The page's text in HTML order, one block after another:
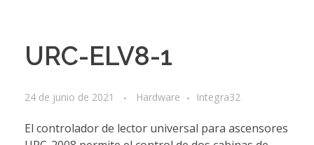
URC-ELV8-1
24 de junio de 2021 Hardware Integra32
El controlador de lector universal para ascensores